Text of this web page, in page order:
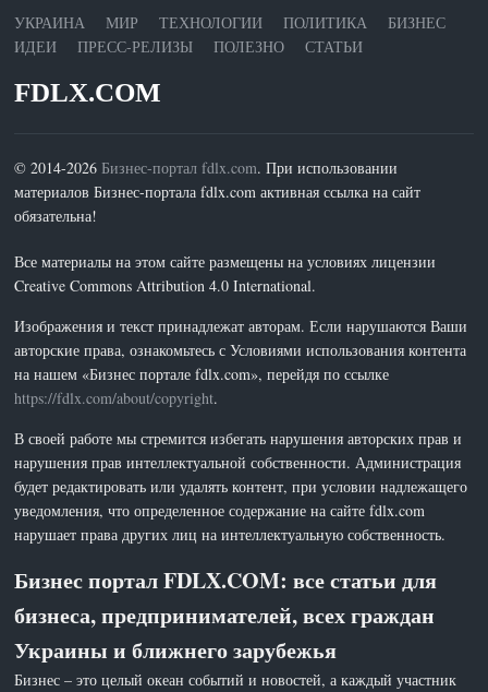
УКРАИНА МИР ТЕХНОЛОГИИ ПОЛИТИКА
БИЗНЕС
ИДЕИ
ПРЕСС-РЕЛИЗЫ ПОЛЕЗНО СТАТЬИ
FDLX.COM
© 2014-2026Бизнес-портал fdlx.com. При использовании
материалов Бизнес-портала fdlx.com активная ссылка на сайт
обязательна!
Все материалы на этом сайте размещены на условиях лицензии
Creative Commons Attribution 4.0 International.
Изображения и текст принадлежат авторам. Если нарушаются Ваши
авторские права, ознакомьтесь с Условиями использования контента
на нашем «Бизнес портале fdlx.com», перейдя по ссылке
https://fdlx.com/about/copyright.
В своей работе мы стремится избегать нарушения авторских прав и
нарушения прав интеллектуальной собственности. Администрация
будет редактировать или удалять контент, при условии надлежащего
уведомления, что определенное содержание на сайте fdlx.com
нарушает права других лиц на интеллектуальную собственность.
Бизнес портал FDLX.COM: все статьи для
бизнеса, предпринимателей, всех граждан
Украины и ближнего зарубежья
Бизнес – это целый океан событий и новостей, а каждый участник